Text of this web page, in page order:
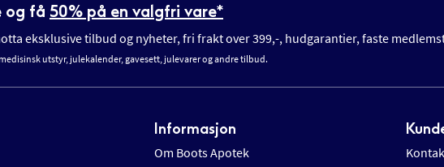
og få 50% på en valgfri vare*
eksklusive tilbud og nyheter, fri frakt over 399,-, hudgarantier, faste
utstyr, julekalender, gavesett, julevarer og andre tilbud.
Informasjon
Om Boots Apotek